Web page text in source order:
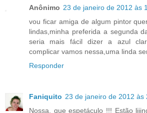
Anônimo 23 de janeiro de 2012 às
vou ficar amiga de algum pintor
lindas,minha preferida a segunda
seria mais fácil dizer a azul
complicar vamos nessa,uma linda
Responder
Faniquito 23 de janeiro de 2012 às
Nossa, que espetáculo !!! Estão